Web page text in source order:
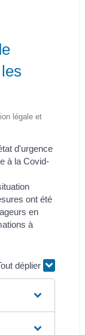
légale et
d'urgence
à la Covid-
ont été
en
à
déplier